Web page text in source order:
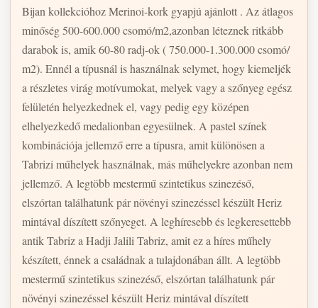
Bijan kollekcióhoz Merinoi-kork gyapjú ajánlott . Az átlagos
minőség 500-600.000 csomó/m2,azonban léteznek ritkább
darabok is, amik 60-80 radj-ok ( 750.000-1.300.000 csomó/
m2). Ennél a típusnál is használnak selymet, hogy kiemeljék
a részletes virág motívumokat, melyek vagy a szőnyeg egész
felületén helyezkednek el, vagy pedig egy középen
elhelyezkedő medalionban egyesülnek. A pastel színek
kombinációja jellemző erre a típusra, amit különösen a
Tabrizi műhelyek használnak, más műhelyekre azonban nem
jellemző. A legtöbb mestermű szintetikus szinezéső,
elszórtan találhatunk pár növényi szinezéssel készült Heriz
mintával díszített szőnyeget. A leghíresebb és legkeresettebb
antik Tabriz a Hadji Jalili Tabriz, amit ez a híres műhely
készített, énnek a családnak a tulajdonában állt. A legtöbb
mestermű szintetikus szinezéső, elszórtan találhatunk pár
növényi szinezéssel készült Heriz mintával díszített